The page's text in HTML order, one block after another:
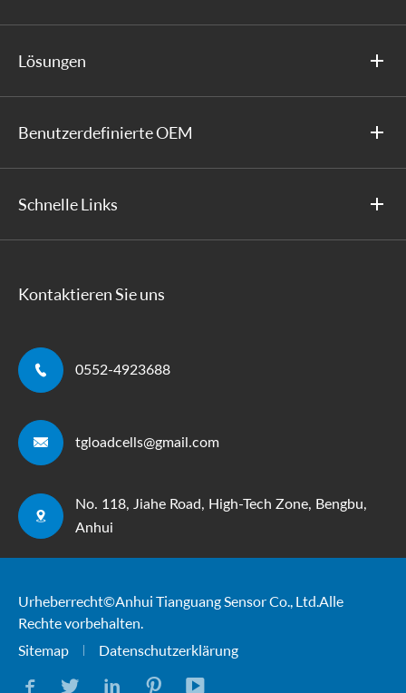
Lösungen
Benutzerdefinierte OEM
Schnelle Links
Kontaktieren Sie uns
 0552-4923688
 tgloadcells@gmail.com

No. 118, Jiahe Road, High-Tech Zone, Bengbu,
Anhui
Urheberrecht ©Anhui Tianguang Sensor Co., Ltd. Alle
Rechte vorbehalten.
Sitemap
Datenschutzerklärung
    